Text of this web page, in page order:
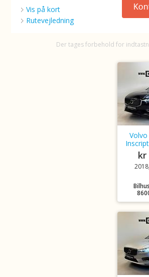
Vis på kort
Rutevejledning
Der tages forbehold for
Volvo
kr